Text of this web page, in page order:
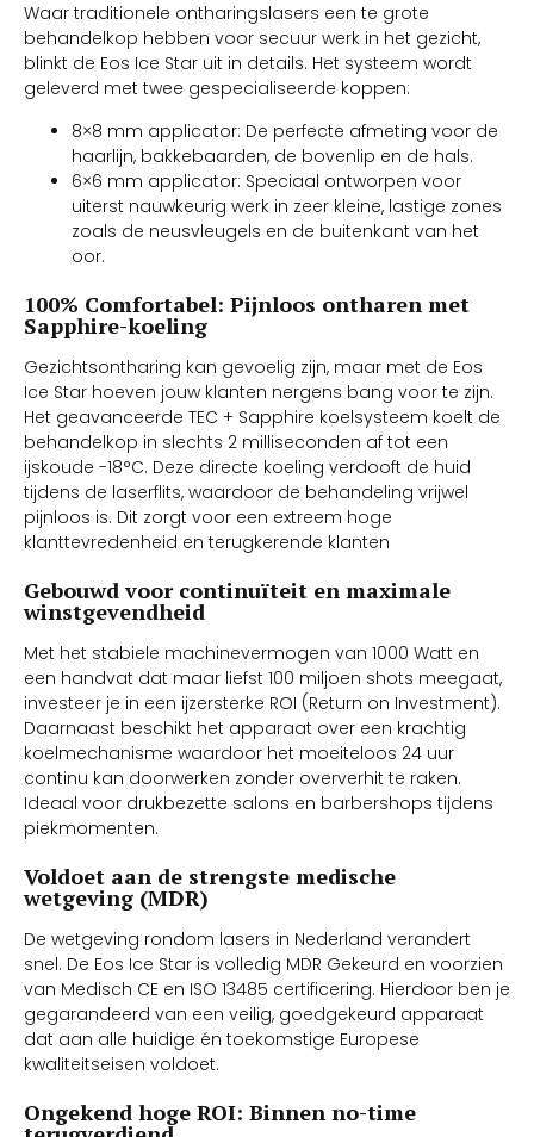
Waar traditionele ontharingslasers een te grote
behandelkop hebben voor secuur werk in het gezicht,
blinkt de Eos Ice Star uit in details. Het systeem wordt
geleverd met twee gespecialiseerde koppen:
8×8 mm applicator: De perfecte afmeting voor de
haarlijn, bakkebaarden, de bovenlip en de hals.
6×6 mm applicator: Speciaal ontworpen voor
uiterst nauwkeurig werk in zeer kleine, lastige zones
zoals de neusvleugels en de buitenkant van het
oor.
100% Comfortabel: Pijnloos ontharen met
Sapphire-koeling
Gezichtsontharing kan gevoelig zijn, maar met de Eos
Ice Star hoeven jouw klanten nergens bang voor te zijn.
Het geavanceerde TEC + Sapphire koelsysteem koelt de
behandelkop in slechts 2 milliseconden af tot een
ijskoude -18°C. Deze directe koeling verdooft de huid
tijdens de laserflits, waardoor de behandeling vrijwel
pijnloos is. Dit zorgt voor een extreem hoge
klanttevredenheid en terugkerende klanten
Gebouwd voor continuïteit en maximale
winstgevendheid
Met het stabiele machinevermogen van 1000 Watt en
een handvat dat maar liefst 100 miljoen shots meegaat,
investeer je in een ijzersterke ROI (Return on Investment).
Daarnaast beschikt het apparaat over een krachtig
koelmechanisme waardoor het moeiteloos 24 uur
continu kan doorwerken zonder oververhit te raken.
Ideaal voor drukbezette salons en barbershops tijdens
piekmomenten.
Voldoet aan de strengste medische
wetgeving (MDR)
De wetgeving rondom lasers in Nederland verandert
snel. De Eos Ice Star is volledig MDR Gekeurd en voorzien
van Medisch CE en ISO 13485 certificering. Hierdoor ben je
gegarandeerd van een veilig, goedgekeurd apparaat
dat aan alle huidige én toekomstige Europese
kwaliteitseisen voldoet.
Ongekend hoge ROI: Binnen no-time